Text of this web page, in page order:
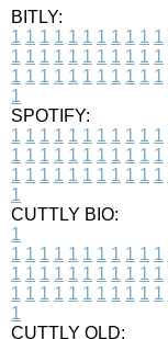
BITLY:
1 1 1 1 1 1 1 1 1 1 1
1 1 1 1 1 1 1 1 1 1 1
1 1 1 1 1 1 1 1 1 1 1
1
SPOTIFY:
1 1 1 1 1 1 1 1 1 1 1
1 1 1 1 1 1 1 1 1 1 1
1 1 1 1 1 1 1 1 1 1 1
1
CUTTLY BIO:
1
1 1 1 1 1 1 1 1 1 1 1
1 1 1 1 1 1 1 1 1 1 1
1 1 1 1 1 1 1 1 1 1 1
1
CUTTLY OLD: